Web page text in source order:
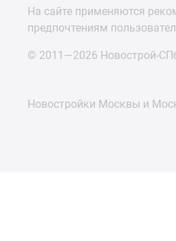
На сайте применяются
предпочтениям
© 2011—2026 Новострой-
Новостройки Москвы и